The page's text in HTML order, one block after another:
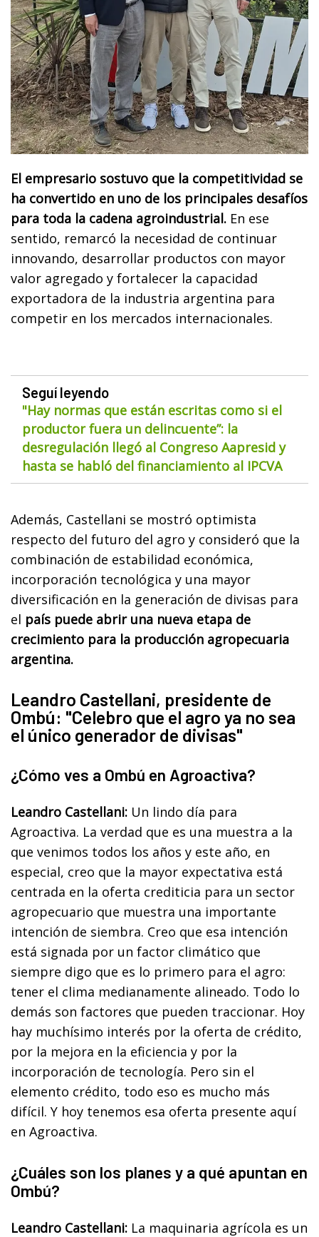
El empresario sostuvo que la competitividad se
ha convertido en uno de los principales desafíos
para toda la cadena agroindustrial. En ese
sentido, remarcó la necesidad de continuar
innovando, desarrollar productos con mayor
valor agregado y fortalecer la capacidad
exportadora de la industria argentina para
competir en los mercados internacionales.
Seguí leyendo
"Hay normas que están escritas como si el
productor fuera un delincuente”: la
desregulación llegó al Congreso Aapresid y
hasta se habló del financiamiento al IPCVA
Además, Castellani se mostró optimista
respecto del futuro del agro y consideró que la
combinación de estabilidad económica,
incorporación tecnológica y una mayor
diversificación en la generación de divisas para
el país puede abrir una nueva etapa de
crecimiento para la producción agropecuaria
argentina.
Leandro Castellani, presidente de
Ombú: "Celebro que el agro ya no sea
el único generador de divisas"
¿Cómo ves a Ombú en Agroactiva?
Leandro Castellani: Un lindo día para
Agroactiva. La verdad que es una muestra a la
que venimos todos los años y este año, en
especial, creo que la mayor expectativa está
centrada en la oferta crediticia para un sector
agropecuario que muestra una importante
intención de siembra. Creo que esa intención
está signada por un factor climático que
siempre digo que es lo primero para el agro:
tener el clima medianamente alineado. Todo lo
demás son factores que pueden traccionar. Hoy
hay muchísimo interés por la oferta de crédito,
por la mejora en la eficiencia y por la
incorporación de tecnología. Pero sin el
elemento crédito, todo eso es mucho más
difícil. Y hoy tenemos esa oferta presente aquí
en Agroactiva.
¿Cuáles son los planes y a qué apuntan en
Ombú?
Leandro Castellani: La maquinaria agrícola es un